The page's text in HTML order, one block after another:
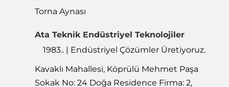
Torna Aynası
Ata Teknik Endüstriyel Teknolojiler
1983.. | Endüstriyel Çözümler Üretiyoruz.
Kavaklı Mahallesi, Köprülü Mehmet Paşa
Sokak No: 24 Doğa Residence Firma: 2,